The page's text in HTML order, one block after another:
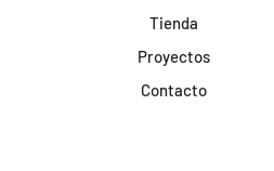
Tienda
Proyectos
Contacto